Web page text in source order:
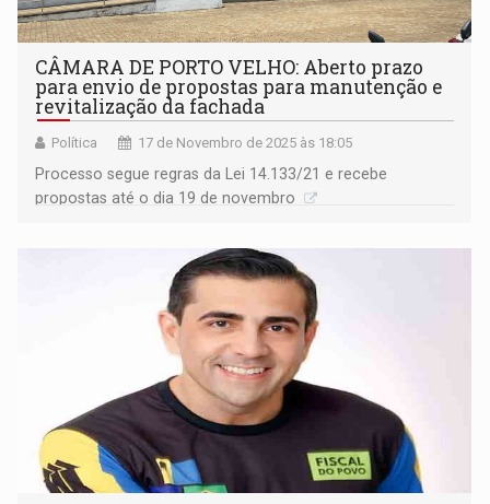
CÂMARA DE PORTO VELHO: Aberto prazo
para envio de propostas para manutenção e
revitalização da fachada
Política 17 de Novembro de 2025 às 18:05
Processo segue regras da Lei 14.133/21 e recebe
propostas até o dia 19 de novembro